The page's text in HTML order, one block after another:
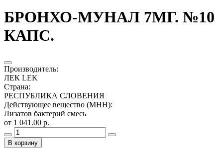
БРОНХО-МУНАЛ 7МГ. №10
КАПС.
Производитель:
ЛЕК LEK
Страна:
РЕСПУБЛИКА СЛОВЕНИЯ
Действующее вещество (МНН):
Лизатов бактерий смесь
от 1 041.00 р.
В корзину